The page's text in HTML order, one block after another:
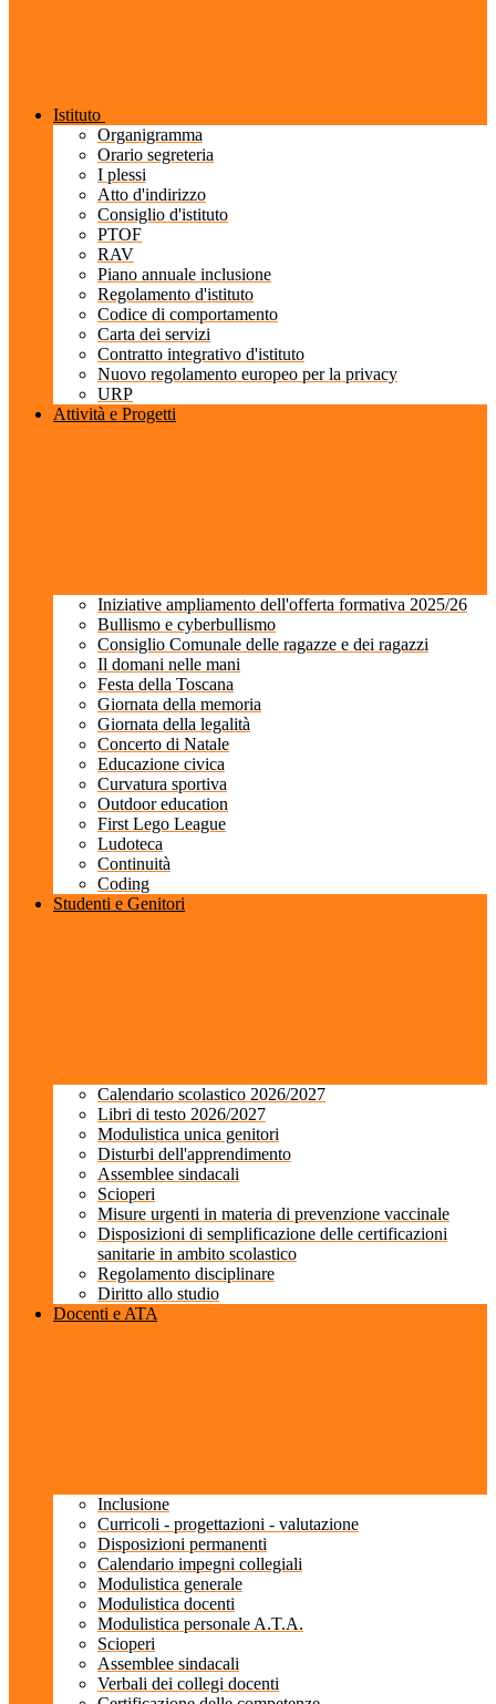
Istituto
Organigramma
Orario segreteria
I plessi
Atto d'indirizzo
Consiglio d'istituto
PTOF
RAV
Piano annuale inclusione
Regolamento d'istituto
Codice di comportamento
Carta dei servizi
Contratto integrativo d'istituto
Nuovo regolamento europeo per la privacy
URP
Attività e Progetti
Iniziative ampliamento dell'offerta formativa 2025/26
Bullismo e cyberbullismo
Consiglio Comunale delle ragazze e dei ragazzi
Il domani nelle mani
Festa della Toscana
Giornata della memoria
Giornata della legalità
Concerto di Natale
Educazione civica
Curvatura sportiva
Outdoor education
First Lego League
Ludoteca
Continuità
Coding
Studenti e Genitori
Calendario scolastico 2026/2027
Libri di testo 2026/2027
Modulistica unica genitori
Disturbi dell'apprendimento
Assemblee sindacali
Scioperi
Misure urgenti in materia di prevenzione vaccinale
Disposizioni di semplificazione delle certificazioni
sanitarie in ambito scolastico
Regolamento disciplinare
Diritto allo studio
Docenti e ATA
Inclusione
Curricoli - progettazioni - valutazione
Disposizioni permanenti
Calendario impegni collegiali
Modulistica generale
Modulistica docenti
Modulistica personale A.T.A.
Scioperi
Assemblee sindacali
Verbali dei collegi docenti